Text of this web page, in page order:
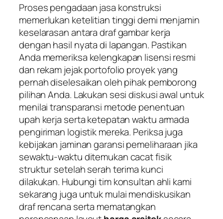
Proses pengadaan jasa konstruksi
memerlukan ketelitian tinggi demi menjamin
keselarasan antara draf gambar kerja
dengan hasil nyata di lapangan. Pastikan
Anda memeriksa kelengkapan lisensi resmi
dan rekam jejak portofolio proyek yang
pernah diselesaikan oleh pihak pemborong
pilihan Anda. Lakukan sesi diskusi awal untuk
menilai transparansi metode penentuan
upah kerja serta ketepatan waktu armada
pengiriman logistik mereka. Periksa juga
kebijakan jaminan garansi pemeliharaan jika
sewaktu-waktu ditemukan cacat fisik
struktur setelah serah terima kunci
dilakukan. Hubungi tim konsultan ahli kami
sekarang juga untuk mulai mendiskusikan
draf rencana serta mematangkan